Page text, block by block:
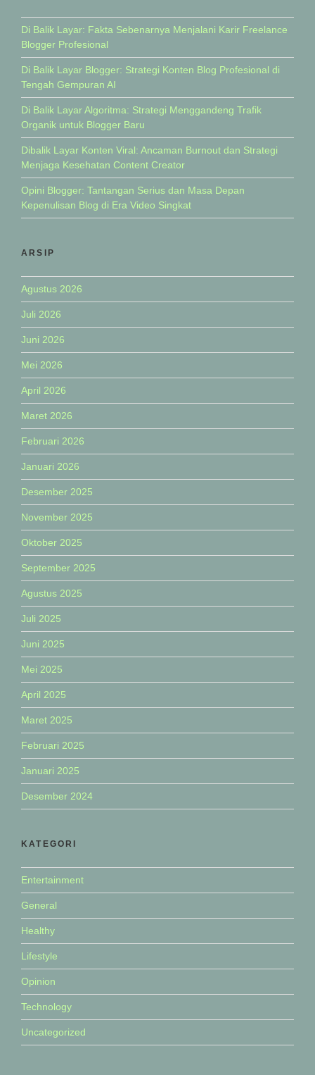
Di Balik Layar: Fakta Sebenarnya Menjalani Karir Freelance
Blogger Profesional
Di Balik Layar Blogger: Strategi Konten Blog Profesional di
Tengah Gempuran AI
Di Balik Layar Algoritma: Strategi Menggandeng Trafik
Organik untuk Blogger Baru
Dibalik Layar Konten Viral: Ancaman Burnout dan Strategi
Menjaga Kesehatan Content Creator
Opini Blogger: Tantangan Serius dan Masa Depan
Kepenulisan Blog di Era Video Singkat
ARSIP
Agustus 2026
Juli 2026
Juni 2026
Mei 2026
April 2026
Maret 2026
Februari 2026
Januari 2026
Desember 2025
November 2025
Oktober 2025
September 2025
Agustus 2025
Juli 2025
Juni 2025
Mei 2025
April 2025
Maret 2025
Februari 2025
Januari 2025
Desember 2024
KATEGORI
Entertainment
General
Healthy
Lifestyle
Opinion
Technology
Uncategorized